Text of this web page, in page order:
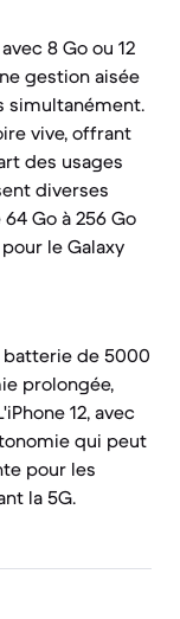
8 Go ou 12
gestion aisée
simultanément.
vive, offrant
des usages
diverses
Go à 256 Go
pour le Galaxy
batterie de 5000
prolongée,
12, avec
qui peut
pour les
la 5G.